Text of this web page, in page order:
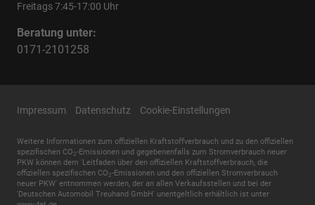
Freitags 7:45-17:00 Uhr
Beratung unter:
0171-2101258
Impressum Datenschutz Cookie-Einstellungen
Weitere Informationen zum offiziellen Kraftstoffverbrauch und zu den offiziellen
spezifischen CO2-Emissionen und gegebenenfalls zum Stromverbrauch neuer
PKW können dem 'Leitfaden über den offiziellen Kraftstoffverbrauch, die
offiziellen spezifischen CO2-Emissionen und den offiziellen Stromverbrauch
neuer PKW' entnommen werden, der an allen Verkaufsstellen und bei der
'Deutschen Automobil Treuhand GmbH' unentgeltlich erhältlich ist unter